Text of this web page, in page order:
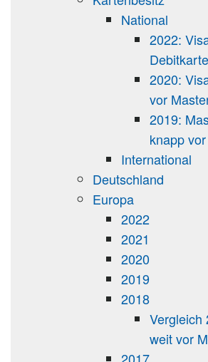
National
2022:
2020:
vor
2019:
knapp
International
Deutschland
Europa
2022
2021
2020
2019
2018
Vergleich
weit vor
2017